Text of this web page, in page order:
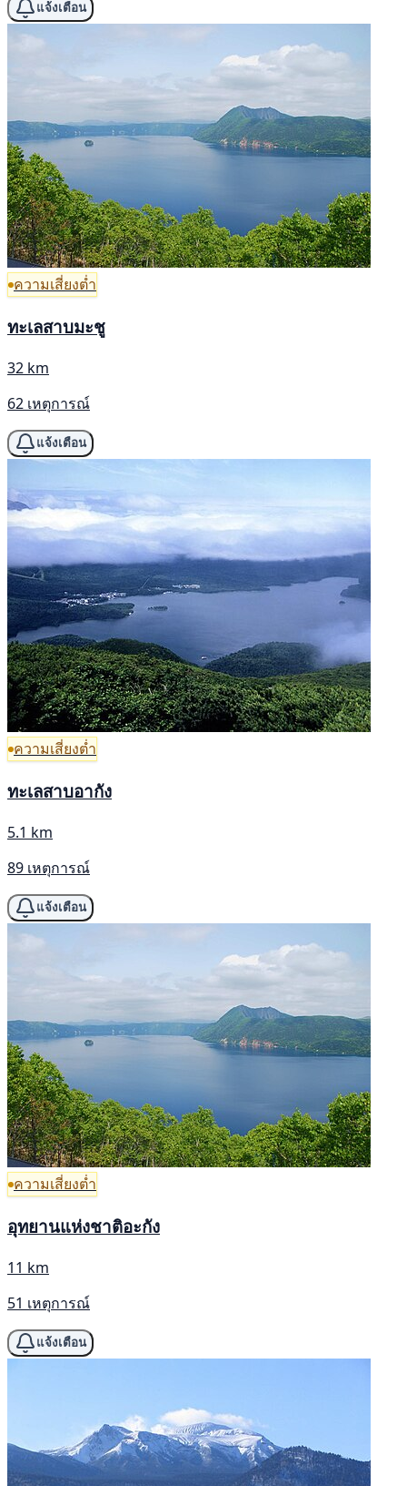
แจ้งเตือน
ความเสี่ยงต่ำ
ทะเลสาบมะชู
32 km
62 เหตุการณ์
แจ้งเตือน
ความเสี่ยงต่ำ
ทะเลสาบอากัง
5.1 km
89 เหตุการณ์
แจ้งเตือน
ความเสี่ยงต่ำ
อุทยานแห่งชาติอะกัง
11 km
51 เหตุการณ์
แจ้งเตือน